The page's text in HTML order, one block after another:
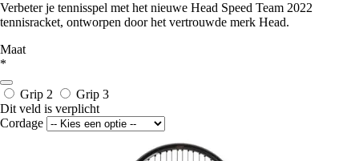
Verbeter je tennisspel met het nieuwe Head Speed Team 2022
tennisracket, ontworpen door het vertrouwde merk Head.
Maat
*
Grip 2
Grip 3
Dit veld is verplicht
Cordage